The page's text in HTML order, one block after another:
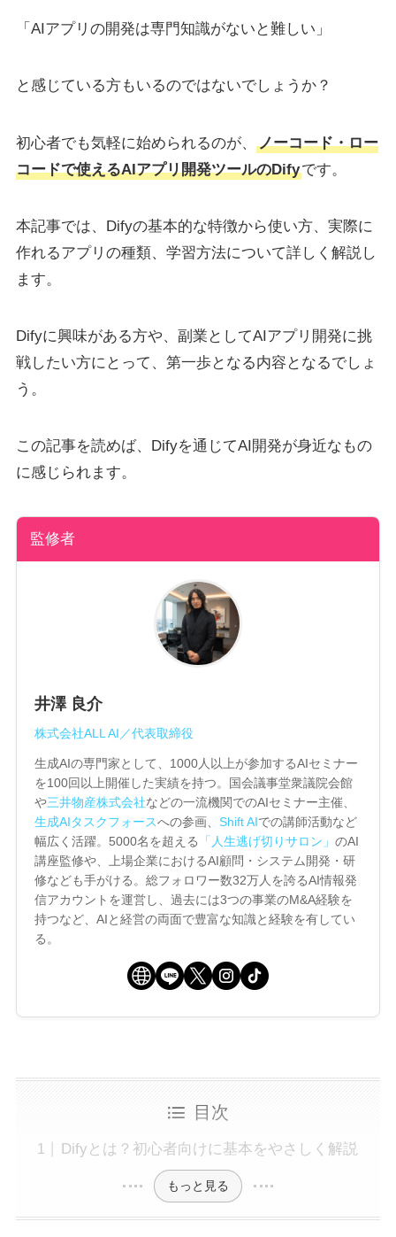
「AIアプリの開発は専門知識がないと難しい」
と感じている方もいるのではないでしょうか？
初心者でも気軽に始められるのが、
ノーコード・ロー
コードで使えるAIアプリ開発ツールのDifyです。
本記事では、Difyの基本的な特徴から使い方、実際に
作れるアプリの種類、学習方法について詳しく解説し
ます。
Difyに興味がある方や、副業としてAIアプリ開発に挑
戦したい方にとって、第一歩となる内容となるでしょ
う。
この記事を読めば、Difyを通じてAI開発が身近なもの
に感じられます。
監修者
井澤 良介
株式会社ALL AI／代表取締役
生成AIの専門家として、1000人以上が参加するAIセミナー
を100回以上開催した実績を持つ。国会議事堂衆議院会館
や三井物産株式会社などの一流機関でのAIセミナー主催、
生成AIタスクフォースへの参画、 Shift AIでの講師活動など
幅広く活躍。5000名を超える
「人生逃げ切りサロン」 のAI
講座監修や、上場企業におけるAI顧問・システム開発・研
修なども手がける。総フォロワー数32万人を誇るAI情報発
信アカウントを運営し、過去には3つの事業のM&A経験を
持つなど、AIと経営の両面で豊富な知識と経験を有してい
る。
目次
Difyとは？初心者向けに基本をやさしく解説
もっと見る